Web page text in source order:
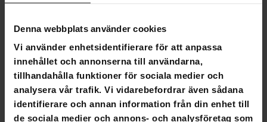
Denna webbplats använder cookies
Vi använder enhetsidentifierare för att anpassa
innehållet och annonserna till användarna,
tillhandahålla funktioner för sociala medier och
analysera vår trafik. Vi vidarebefordrar även sådana
identifierare och annan information från din enhet till
de sociala medier och annons- och analysföretag som
Längd: 900 mm
Höjd: 620 mm
Bredd: 690 mm